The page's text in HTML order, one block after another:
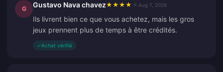
G Gustavo Nava chavez★ ★ ★ ★ Aug 7, 2026
Ils livrent bien ce que vous achetez, mais les gros
jeux prennent plus de temps à être crédités.
✓Achat vérifié